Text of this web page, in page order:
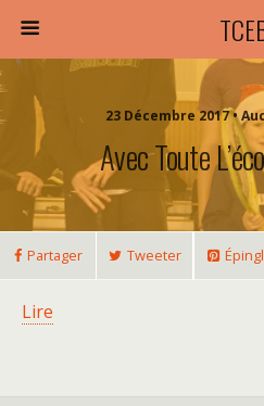
23 Décembre 2017 •
Avec Toute
Partager Tweeter
Lire